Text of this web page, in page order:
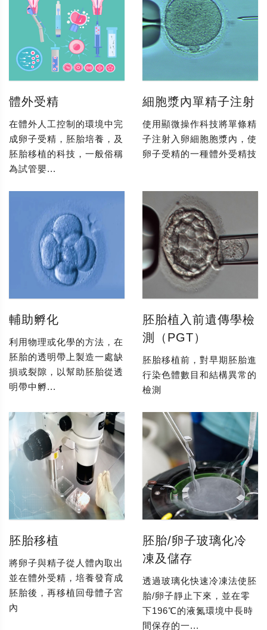
體外受精
在體外人工控制的環境中完
成卵子受精，胚胎培養，及
胚胎移植的科技，一般俗稱
為試管嬰...
細胞漿內單精子注射
使用顯微操作科技將單條精
子注射入卵細胞胞漿內，使
卵子受精的一種體外受精技
輔助孵化
利用物理或化學的方法，在
胚胎的透明帶上製造一處缺
損或裂隙，以幫助胚胎從透
明帶中孵...
胚胎植入前遺傳學檢
測（PGT）
胚胎移植前，對早期胚胎進
行染色體數目和結構異常的
檢測
胚胎移植
將卵子與精子從人體內取出
並在體外受精，培養發育成
胚胎後，再移植回母體子宮
內
胚胎/卵子玻璃化冷
凍及儲存
透過玻璃化快速冷凍法使胚
胎/卵子靜止下來，並在零
下196℃的液氮環境中長時
間保存的一...